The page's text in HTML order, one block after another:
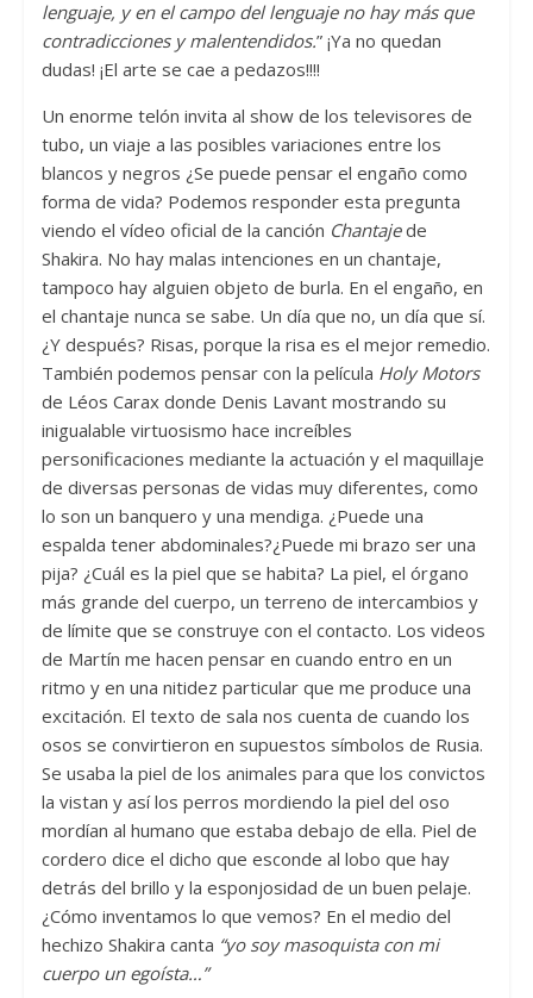
lenguaje, y en el campo del lenguaje no hay más que
contradicciones y malentendidos.” ¡Ya no quedan
dudas! ¡El arte se cae a pedazos!!!!
Un enorme telón invita al show de los televisores de
tubo, un viaje a las posibles variaciones entre los
blancos y negros ¿Se puede pensar el engaño como
forma de vida? Podemos responder esta pregunta
viendo el vídeo oficial de la canción Chantajede
Shakira. No hay malas intenciones en un chantaje,
tampoco hay alguien objeto de burla. En el engaño, en
el chantaje nunca se sabe. Un día que no, un día que sí.
¿Y después? Risas, porque la risa es el mejor remedio.
También podemos pensar con la película Holy Motors
de Léos Carax donde Denis Lavant mostrando su
inigualable virtuosismo hace increíbles
personificaciones mediante la actuación y el maquillaje
de diversas personas de vidas muy diferentes, como
lo son un banquero y una mendiga. ¿Puede una
espalda tener abdominales?¿Puede mi brazo ser una
pija? ¿Cuál es la piel que se habita? La piel, el órgano
más grande del cuerpo, un terreno de intercambios y
de límite que se construye con el contacto. Los videos
de Martín me hacen pensar en cuando entro en un
ritmo y en una nitidez particular que me produce una
excitación. El texto de sala nos cuenta de cuando los
osos se convirtieron en supuestos símbolos de Rusia.
Se usaba la piel de los animales para que los convictos
la vistan y así los perros mordiendo la piel del oso
mordían al humano que estaba debajo de ella. Piel de
cordero dice el dicho que esconde al lobo que hay
detrás del brillo y la esponjosidad de un buen pelaje.
¿Cómo inventamos lo que vemos? En el medio del
hechizo Shakira canta “yo soy masoquista con mi
cuerpo un egoísta…”